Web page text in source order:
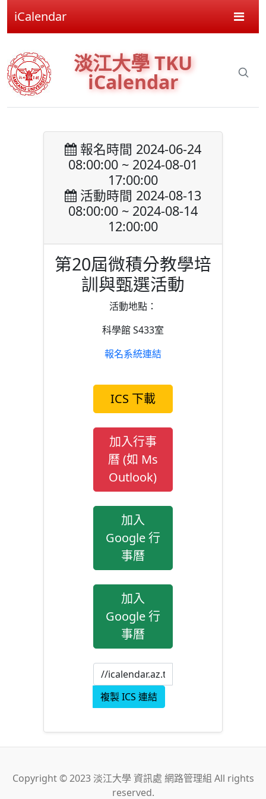
iCalendar
淡江大學 TKU
iCalendar
報名時間 2024-06-24
08:00:00 ~ 2024-08-01
17:00:00
活動時間 2024-08-13
08:00:00 ~ 2024-08-14
12:00:00
第20屆微積分教學培
訓與甄選活動
活動地點：
科學館 S433室
報名系統連結
ICS 下載
加入行事
曆 (如 Ms
Outlook)
加入
Google 行
事曆
加入
Google 行
事曆
複製 ICS 連結
Copyright © 2023 淡江大學 資訊處 網路管理組 All rights
reserved.